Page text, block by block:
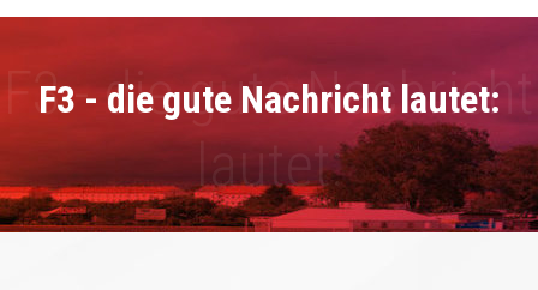
F3 - die gute Nachricht lautet: